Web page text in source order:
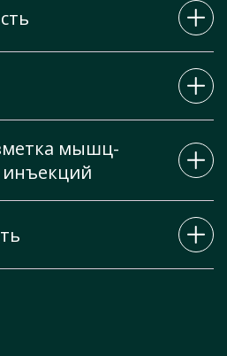
гипергидроза
мышц-
разрешительная, карта